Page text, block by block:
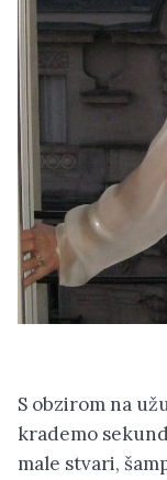
S obzirom na
krademo
male stvari,